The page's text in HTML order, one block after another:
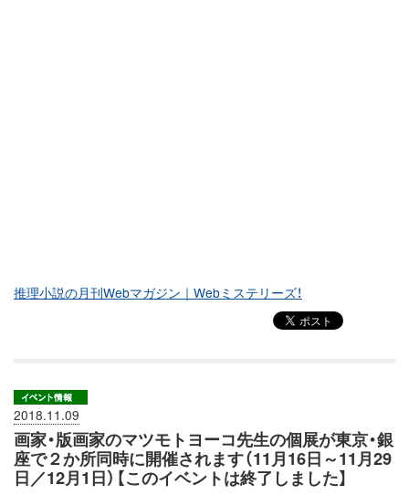
推理小説の月刊Webマガジン｜Webミステリーズ！
2018.11.09
画家・版画家のマツモトヨーコ先生の個展が東京・銀
座で２か所同時に開催されます（11月16日～11月29
日／12月1日）【このイベントは終了しました】